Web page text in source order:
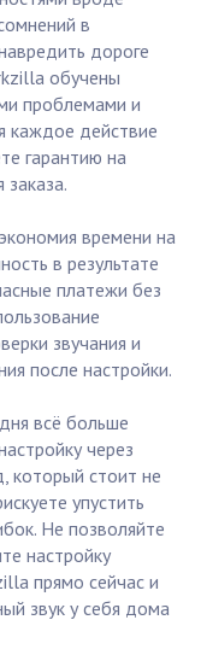
в
дороге
обучены
проблемами и
каждое действие
гарантию на
времени на
в результате
платежи без
звучания и
после настройки.
всё больше
через
который стоит не
упустить
Не позволяйте
настройку
прямо сейчас и
звук у себя дома